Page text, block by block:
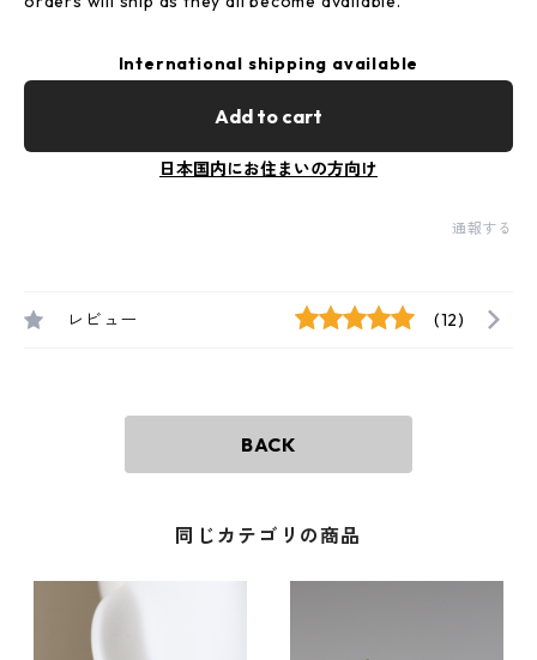
International shipping available
Add to cart
日本国内にお住まいの方向け
通報する
レビュー (12)
BACK
同じカテゴリの商品